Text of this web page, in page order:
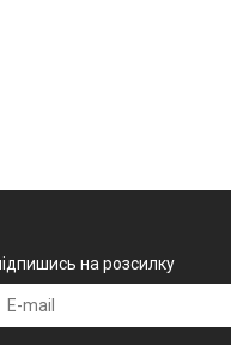
на розсилку